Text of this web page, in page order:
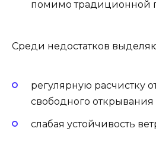
помимо традиционной
Среди недостатков
регулярную расчистку
свободного открывания
слабая устойчивость